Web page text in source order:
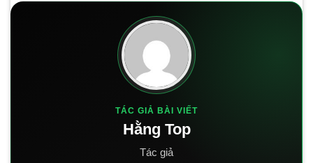
TÁC GIẢ BÀI VIẾT
Hằng Top
Tác giả